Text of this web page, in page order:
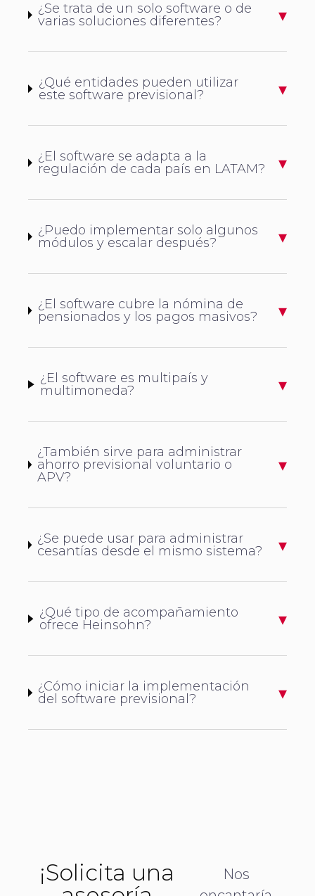
¿Se trata de un solo software o de
varias soluciones diferentes?
¿Qué entidades pueden utilizar
este software previsional?
¿El software se adapta a la
regulación de cada país en LATAM?
¿Puedo implementar solo algunos
módulos y escalar después?
¿El software cubre la nómina de
pensionados y los pagos masivos?
¿El software es multipaís y
multimoneda?
¿También sirve para administrar
ahorro previsional voluntario o
APV?
¿Se puede usar para administrar
cesantías desde el mismo sistema?
¿Qué tipo de acompañamiento
ofrece Heinsohn?
¿Cómo iniciar la implementación
del software previsional?
¡Solicita una
Nos